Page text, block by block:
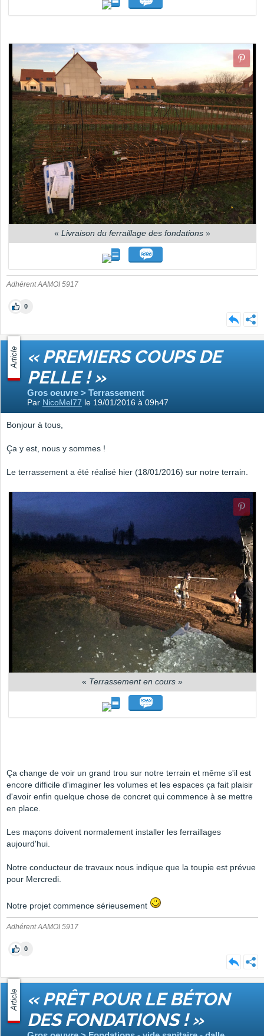
« Livraison du ferraillage des fondations »
Adhérent AAMOI 5917
0
Article « PREMIERS COUPS DE
PELLE ! »
Gros oeuvre > Terrassement
Par NicoMel77 le 19/01/2016 à 09h47
Bonjour à tous,
Ça y est, nous y sommes !
Le terrassement a été réalisé hier (18/01/2016) sur notre terrain.
« Terrassement en cours »
Ça change de voir un grand trou sur notre terrain et même s'il est
encore difficile d'imaginer les volumes et les espaces ça fait plaisir
d'avoir enfin quelque chose de concret qui commence à se mettre
en place.
Les maçons doivent normalement installer les ferraillages
aujourd'hui.
Notre conducteur de travaux nous indique que la toupie est prévue
pour Mercredi.
Notre projet commence sérieusement
Adhérent AAMOI 5917
0
Article « PRÊT POUR LE BÉTON
DES FONDATIONS ! »